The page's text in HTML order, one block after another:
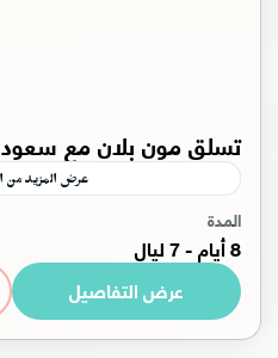
تسلق مون بلان مع سعود
عرض المزيد من
حول العالم
متقدم
المدة
8 أيام - 7 ليالِ
عرض التفاصيل